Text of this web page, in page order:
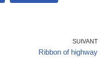
SUIVANT
Ribbon of highway